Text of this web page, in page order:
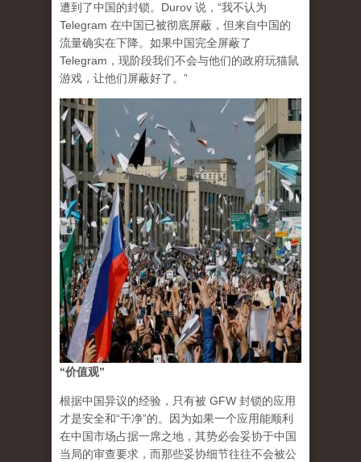
遭到了中国的封锁。Durov 说，“我不认为
Telegram 在中国已被彻底屏蔽，但来自中国的
流量确实在下降。如果中国完全屏蔽了
Telegram，现阶段我们不会与他们的政府玩猫鼠
游戏，让他们屏蔽好了。”
“价值观”
根据中国异议的经验，只有被 GFW 封锁的应用
才是安全和“干净”的。因为如果一个应用能顺利
在中国市场占据一席之地，其势必会妥协于中国
当局的审查要求，而那些妥协细节往往不会被公